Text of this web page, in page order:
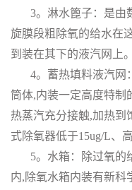
3。淋水篦子：是由
旋膜段粗除氧的给水在
到装在其下的液汽网上。
4。蓄热填料液汽网
筒体,内装一定高度特制
热蒸汽充分接触,加热到
式除氧器低于15ug/L、
5。水箱：除过氧的
内,除氧水箱内装有新科